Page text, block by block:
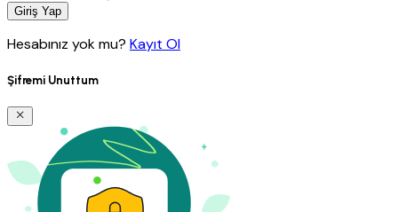
Giriş Yap
Hesabınız yok mu? Kayıt Ol
Şifremi Unuttum